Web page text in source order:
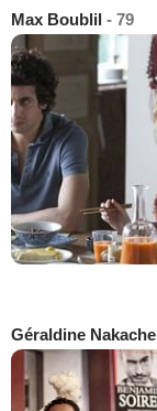
Max Boublil - 79
Géraldine Nakache